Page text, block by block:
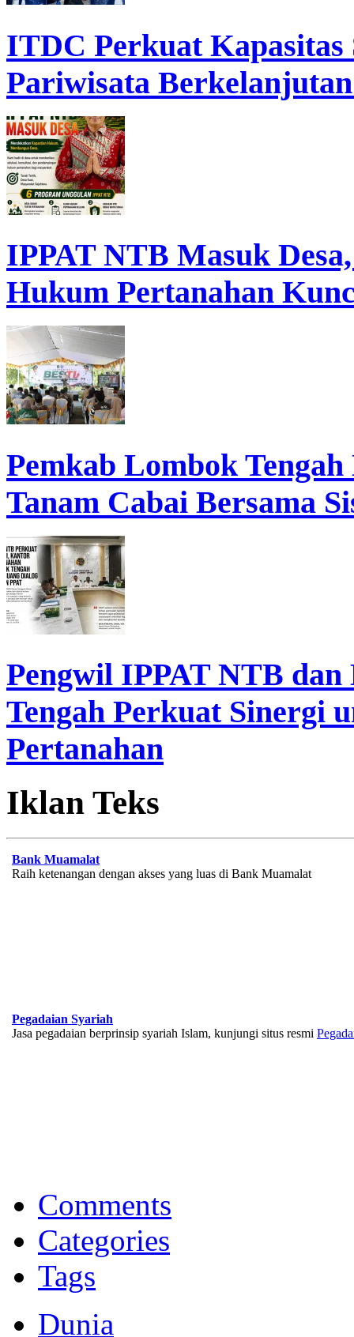
ITDC Perkuat
Pariwisata
IPPAT NTB Masuk
Hukum Pertanahan
Pemkab Lombok
Tanam Cabai Bersama
Pengwil IPPAT NTB
Tengah Perkuat Sinergi
Pertanahan
Iklan Teks
Bank Muamalat
Raih ketenangan dengan akses yang luas di Bank Muamalat
Pegadaian Syariah
Jasa pegadaian berprinsip syariah Islam, kunjungi situs resmi
Memberikan yang terbaik sesuai kaidah Islam, kunjungi situs resmi
Comments
Categories
Tags
Dunia